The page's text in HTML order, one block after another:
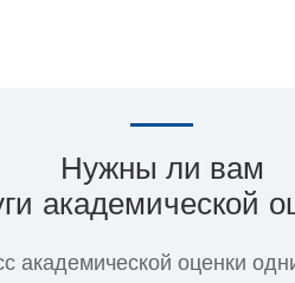
Нужны ли вам
академической
академической оценки